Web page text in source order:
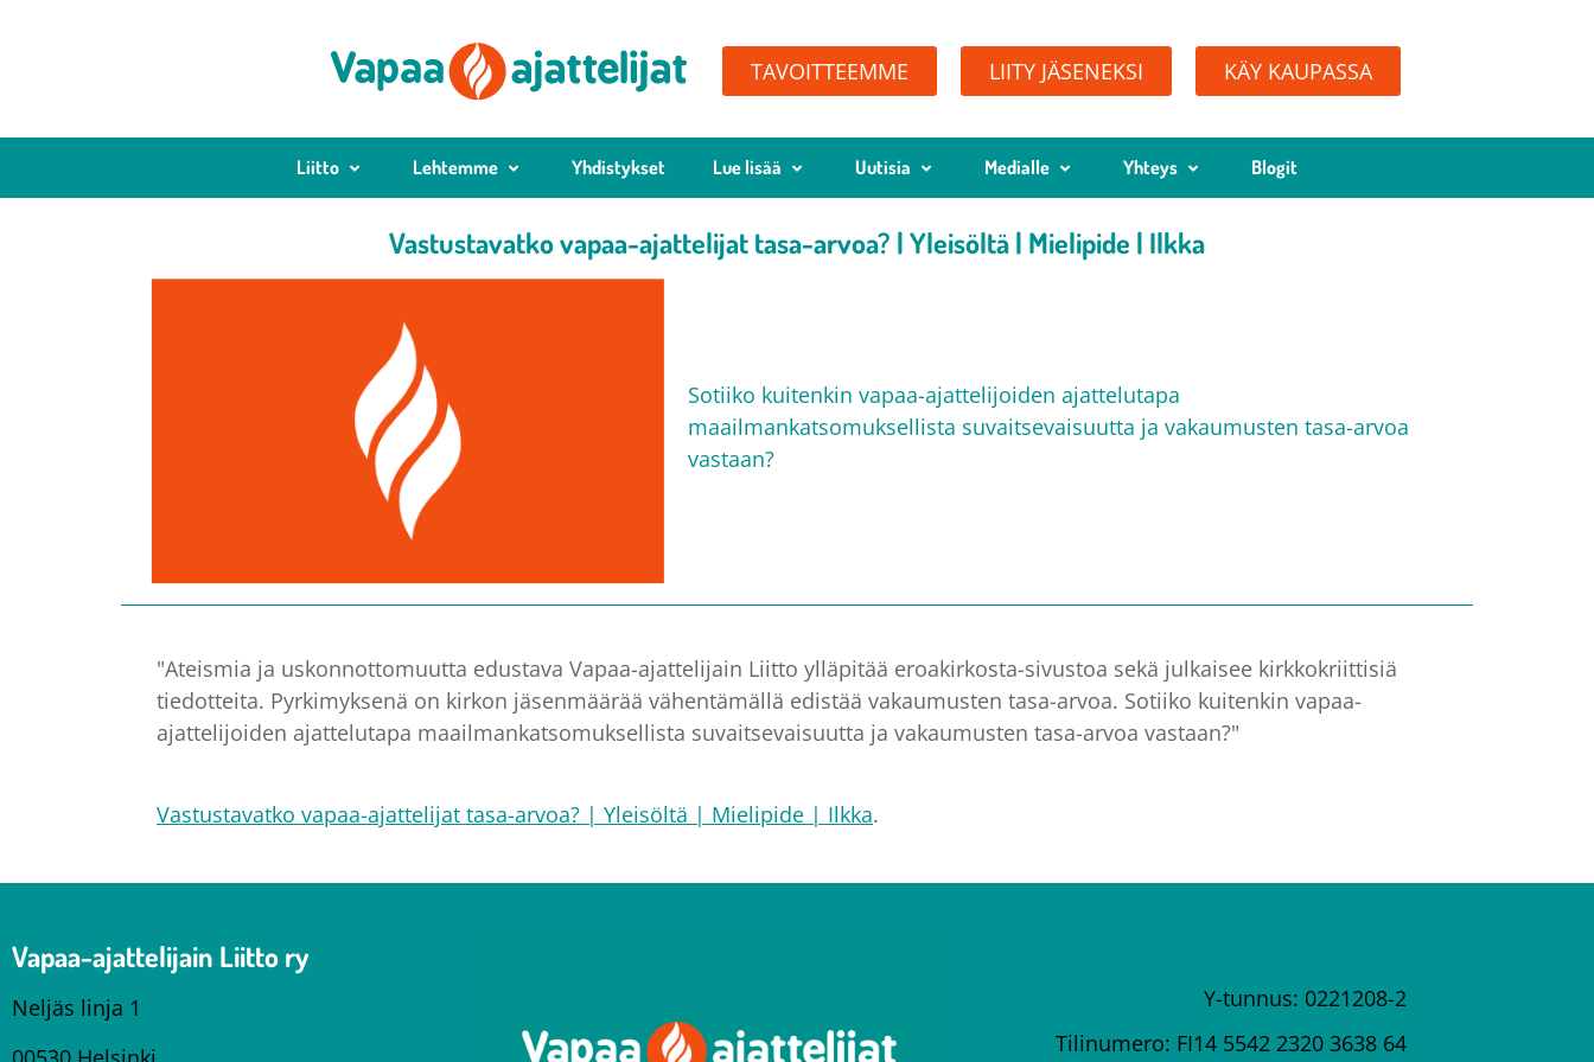
TAVOITTEEMME LIITY JÄSENEKSI KÄY KAUPASSA
Liitto Lehtemme Yhdistykset Lue lisää Uutisia Medialle Yhteys Blogit
Vastustavatko vapaa-ajattelijat tasa-arvoa? | Yleisöltä | Mielipide | Ilkka
Sotiiko kuitenkin vapaa-ajattelijoiden ajattelutapa
maailmankatsomuksellista suvaitsevaisuutta ja vakaumusten tasa-arvoa
vastaan?
"Ateismia ja uskonnottomuutta edustava Vapaa-ajattelijain Liitto ylläpitää eroakirkosta-sivustoa sekä julkaisee kirkkokriittisiä
tiedotteita. Pyrkimyksenä on kirkon jäsenmäärää vähentämällä edistää vakaumusten tasa-arvoa. Sotiiko kuitenkin vapaa-
ajattelijoiden ajattelutapa maailmankatsomuksellista suvaitsevaisuutta ja vakaumusten tasa-arvoa vastaan?"
Vastustavatko vapaa-ajattelijat tasa-arvoa? | Yleisöltä | Mielipide | Ilkka.
Vapaa-ajattelijain Liitto ry
Neljäs linja 1
Y-tunnus: 0221208-2
Tilinumero: FI14 5542 2320 3638 64